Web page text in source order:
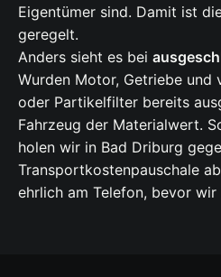
Eigentümer sind. Damit ist
geregelt.
Anders sieht es bei
Wurden Motor, Getriebe und
oder Partikelfilter bereits
Fahrzeug der Materialwert.
holen wir in Bad Driburg
Transportkostenpauschale
ehrlich am Telefon, bevor wir